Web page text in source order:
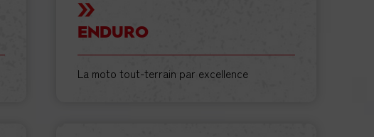
ENDURO
La moto tout-terrain par excellence